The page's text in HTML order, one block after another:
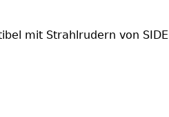
mit Strahlrudern von SIDE